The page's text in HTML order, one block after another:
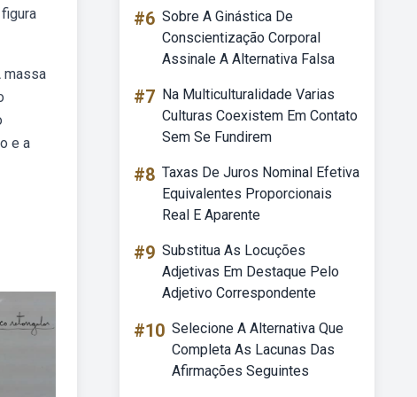
massa
e a
#6 Sobre A Ginástica De
Conscientização Corporal
Assinale A Alternativa Falsa
#7 Na Multiculturalidade Varias
Culturas Coexistem Em Contato
Sem Se Fundirem
#8 Taxas De Juros Nominal Efetiva
Equivalentes Proporcionais
Real E Aparente
#9 Substitua As Locuções
Adjetivas Em Destaque Pelo
Adjetivo Correspondente
#10 Selecione A Alternativa Que
Completa As Lacunas Das
Afirmações Seguintes